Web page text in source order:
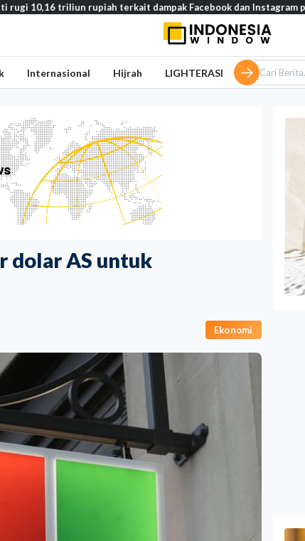
dolar AS untuk
Ekonomi
triliun rupiah terkait dampak Facebook dan Instagram pada remaja
Internasional Hijrah LIGHTERASI